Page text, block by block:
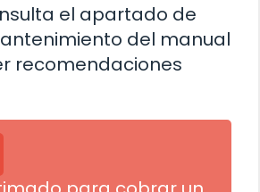
el apartado de
del manual
recomendaciones